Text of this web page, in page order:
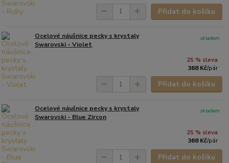
Přidat do košíku
Ocelové náušnice pecky s krystaly
Swarovski - Violet
25 % sleva
368 Kč/pár
skladem
Přidat do košíku
Ocelové náušnice pecky s krystaly
Swarovski - Blue Zircon
25 % sleva
368 Kč/pár
skladem
Přidat do košíku